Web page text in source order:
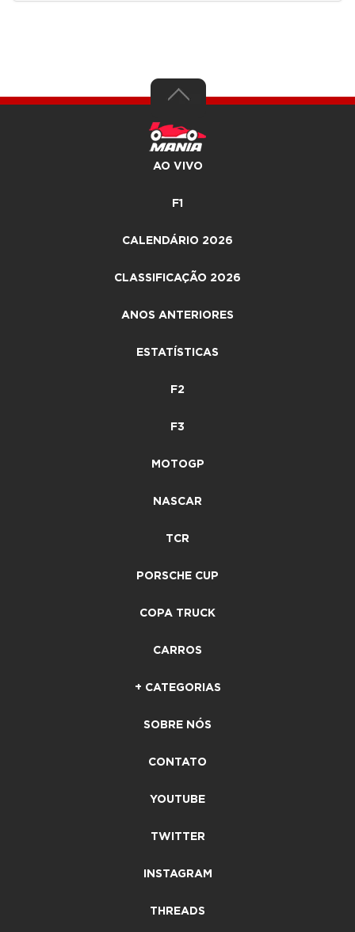
AO VIVO
F1
CALENDÁRIO 2026
CLASSIFICAÇÃO 2026
ANOS ANTERIORES
ESTATÍSTICAS
F2
F3
MOTOGP
NASCAR
TCR
PORSCHE CUP
COPA TRUCK
CARROS
+ CATEGORIAS
SOBRE NÓS
CONTATO
YOUTUBE
TWITTER
INSTAGRAM
THREADS